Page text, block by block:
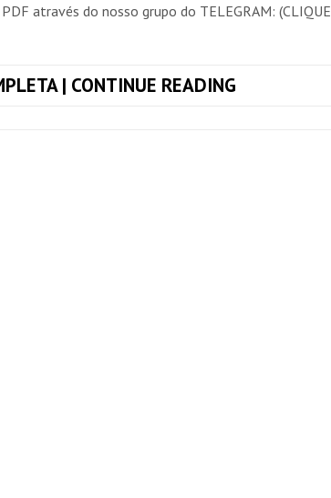
através do nosso grupo do TELEGRAM: (CLIQUE
| CONTINUE READING